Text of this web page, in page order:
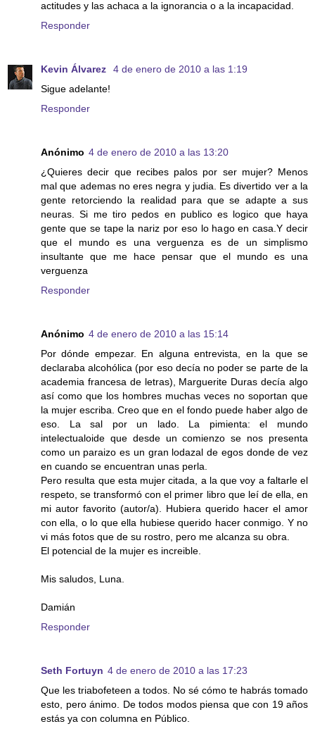
actitudes y las achaca a la ignorancia o a la incapacidad.
Responder
Kevin Álvarez
4 de enero de 2010 a las 1:19
Sigue adelante!
Responder
Anónimo 4 de enero de 2010 a las 13:20
¿Quieres decir que recibes palos por ser mujer? Menos
mal que ademas no eres negra y judia. Es divertido ver a la
gente retorciendo la realidad para que se adapte a sus
neuras. Si me tiro pedos en publico es logico que haya
gente que se tape la nariz por eso lo hago en casa.Y decir
que el mundo es una verguenza es de un simplismo
insultante que me hace pensar que el mundo es una
verguenza
Responder
Anónimo 4 de enero de 2010 a las 15:14
Por dónde empezar. En alguna entrevista, en la que se
declaraba alcohólica (por eso decía no poder se parte de la
academia francesa de letras), Marguerite Duras decía algo
así como que los hombres muchas veces no soportan que
la mujer escriba. Creo que en el fondo puede haber algo de
eso. La sal por un lado. La pimienta: el mundo
intelectualoide que desde un comienzo se nos presenta
como un paraizo es un gran lodazal de egos donde de vez
en cuando se encuentran unas perla.
Pero resulta que esta mujer citada, a la que voy a faltarle el
respeto, se transformó con el primer libro que leí de ella, en
mi autor favorito (autor/a). Hubiera querido hacer el amor
con ella, o lo que ella hubiese querido hacer conmigo. Y no
vi más fotos que de su rostro, pero me alcanza su obra.
El potencial de la mujer es increible.
Mis saludos, Luna.
Damián
Responder
Seth Fortuyn 4 de enero de 2010 a las 17:23
Que les triabofeteen a todos. No sé cómo te habrás tomado
esto, pero ánimo. De todos modos piensa que con 19 años
estás ya con columna en Público.